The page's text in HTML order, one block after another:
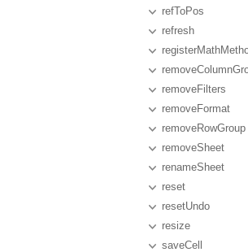
refToPos
refresh
removeFilters
removeFormat
removeRowGroup
removeSheet
renameSheet
reset
resetUndo
resize
saveCell